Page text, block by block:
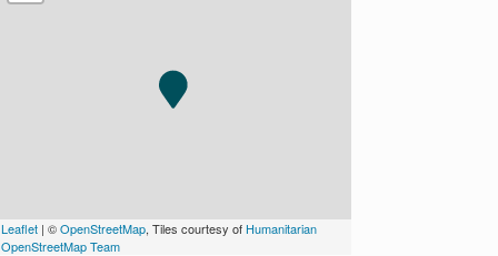
Leaflet | ©OpenStreetMap, Tiles courtesy of Humanitarian
OpenStreetMap Team